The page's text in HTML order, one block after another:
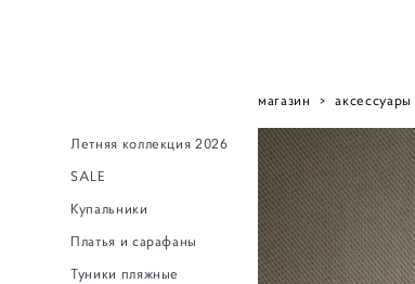
Летняя коллекция 2026
SALE
Купальники
Платья и сарафаны
Туники пляжные
магазин > аксессуары